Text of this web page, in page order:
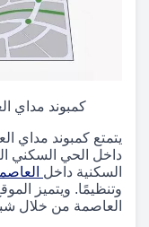
كمبوند مداي
يتمتع كمبوند مداي
السكنية داخل
وتنظيمًا. ويتميز
العاصمة من خلال